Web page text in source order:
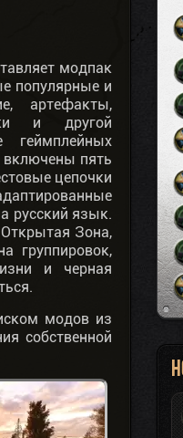
модпак
популярные и
артефакты,
и другой
геймплейных
включены пять
цепочки
русский язык.
Зона,
группировок,
и черная
модов из
собственной